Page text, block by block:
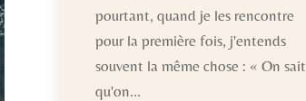
pourtant, quand je les rencontre
pour la première fois, j'entends
souvent la même chose : « On sait
qu'on...